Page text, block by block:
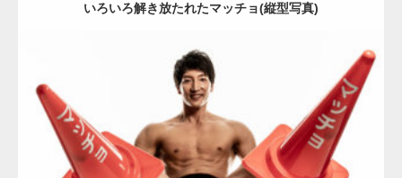
いろいろ解き放たれたマッチョ(縦型写真)
Update:2022.01.30
Category:カラーコーンとマッチョ その他 AKIHITO(細マッチョ)
筋